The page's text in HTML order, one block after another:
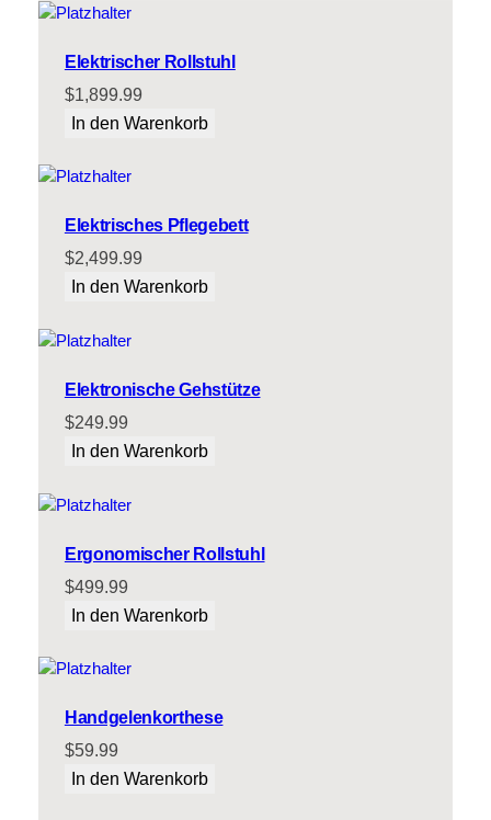
Elektrischer Rollstuhl
$1,899.99
In den Warenkorb
Elektrisches Pflegebett
$2,499.99
In den Warenkorb
Elektronische Gehstütze
$249.99
In den Warenkorb
Ergonomischer Rollstuhl
$499.99
In den Warenkorb
Handgelenkorthese
$59.99
In den Warenkorb